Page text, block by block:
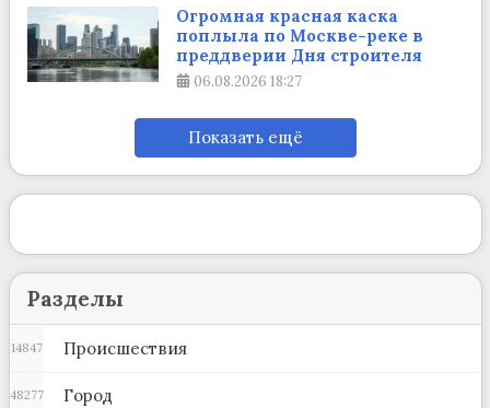
Огромная красная каска
поплыла по Москве-реке в
преддверии Дня строителя
06.08.2026 18:27
Показать ещё
Разделы
Происшествия
14847
Город
48277